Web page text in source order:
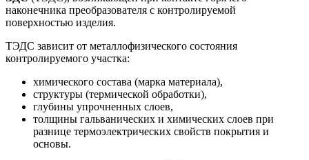
наконечника преобразователя с контролируемой
поверхностью изделия.
ТЭДС зависит от металлофизического состояния
контролируемого участка:
химического состава (марка материала),
структуры (термической обработки),
глубины упрочненных слоев,
толщины гальванических и химических слоев при
разнице термоэлектрических свойств покрытия и
основы.